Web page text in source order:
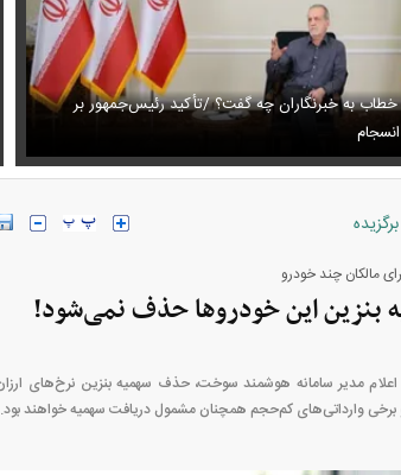
به خبرنگاران چه گفت؟ /تأکید رئیس‌جمهور بر
ورزش لاکچری الهام پاوه نژاد در میانه تابستان
برگزیده
مالکان چند خودرو
بنزین این خودرو‌ها حذف نمی‌شود!
وارداتی‌های کم‌حجم همچنان مشمول دریافت سهمیه خواهند بود.
یورو و سایر ارز‌ها + جدول